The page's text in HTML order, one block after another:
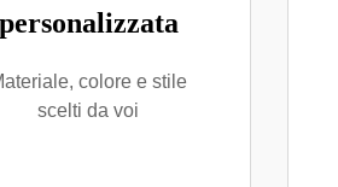
personalizzata
colore e stile
scelti da voi